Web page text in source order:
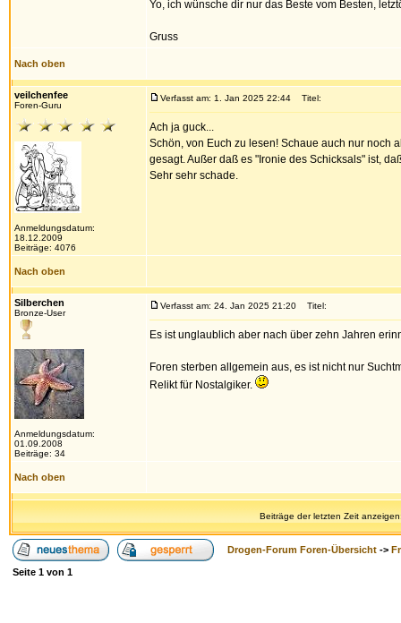
Yo, ich wünsche dir nur das Beste vom Besten,
Gruss
Nach oben
veilchenfee
Foren-Guru
Anmeldungsdatum:
18.12.2009
Beiträge: 4076
Verfasst am: 1. Jan 2025 22:44 Titel:
Ach ja guck...
Schön, von Euch zu lesen! Schaue auch nur noch
gesagt. Außer daß es "Ironie des Schicksals" ist,
Sehr sehr schade.
Nach oben
Silberchen
Bronze-User
Anmeldungsdatum:
01.09.2008
Beiträge: 34
Verfasst am: 24. Jan 2025 21:20 Titel:
Es ist unglaublich aber nach über zehn Jahren
Foren sterben allgemein aus, es ist nicht nur
Relikt für Nostalgiker.
Nach oben
Beiträge der letzten Zeit
Drogen-Forum Foren-Übersicht ->
Seite 1 von 1